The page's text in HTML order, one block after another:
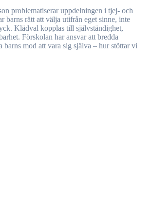
barns rätt att välja utifrån eget sinne, inte
Klädval kopplas till självständighet,
Förskolan har ansvar att bredda
barns mod att vara sig själva – hur stöttar vi